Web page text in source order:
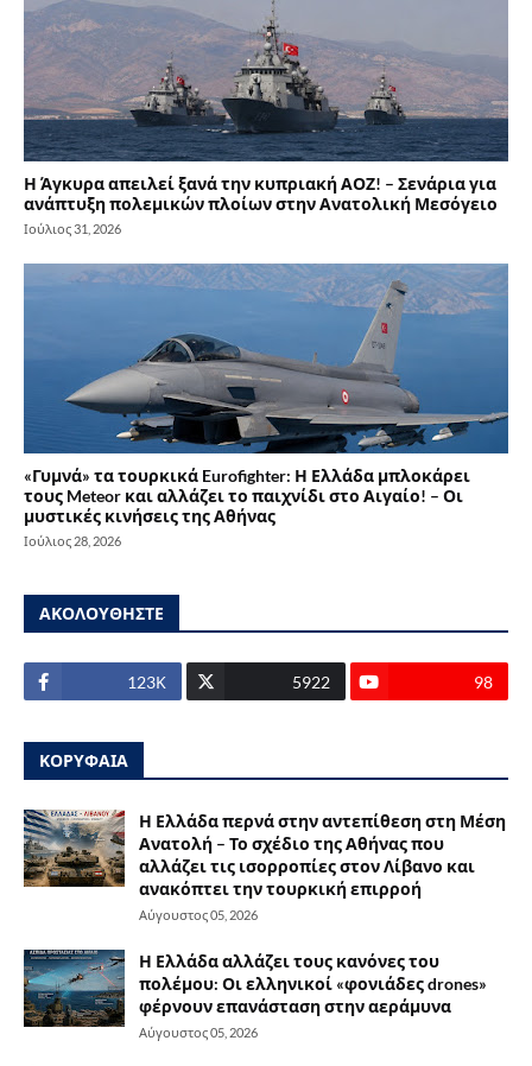
Η Άγκυρα απειλεί ξανά την κυπριακή ΑΟΖ! – Σενάρια για
ανάπτυξη πολεμικών πλοίων στην Ανατολική Μεσόγειο
Ιούλιος 31, 2026
«Γυμνά» τα τουρκικά Eurofighter: Η Ελλάδα μπλοκάρει
τους Meteor και αλλάζει το παιχνίδι στο Αιγαίο! – Οι
μυστικές κινήσεις της Αθήνας
Ιούλιος 28, 2026
ΑΚΟΛΟΥΘΗΣΤΕ
123Κ 5922 98
ΚΟΡΥΦΑΙΑ
Η Ελλάδα περνά στην αντεπίθεση στη Μέση
Ανατολή – Το σχέδιο της Αθήνας που
αλλάζει τις ισορροπίες στον Λίβανο και
ανακόπτει την τουρκική επιρροή
Αύγουστος 05, 2026
Η Ελλάδα αλλάζει τους κανόνες του
πολέμου: Οι ελληνικοί «φονιάδες drones»
φέρνουν επανάσταση στην αεράμυνα
Αύγουστος 05, 2026